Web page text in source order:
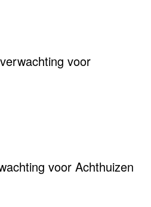
voor
voor Achthuizen